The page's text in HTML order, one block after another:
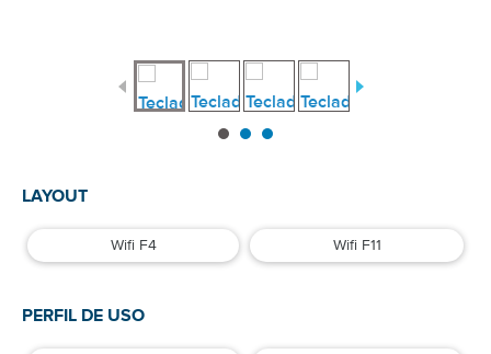
LAYOUT
Wifi F4 Wifi F11
PERFIL DE USO